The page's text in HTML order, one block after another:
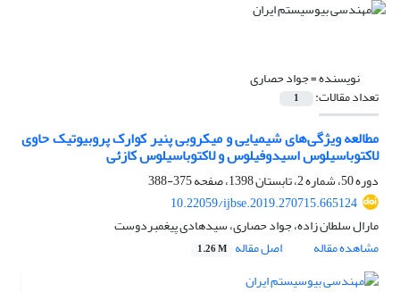
نویسنده =جواد حصاری
تعداد مقالات: 1
مطالعه ویژگی‌های ‌شیمیایی و میکروبی پنیر کوارک پروبیوتیک حاوی
لاکتوباسیلوس اسیدوفیلوس و لاکتوباسیلوس کازئی
دوره 50، شماره 2، تابستان 1398، صفحه
375-388
10.22059/ijbse.2019.270715.665124
مارال سلطان زاده، جواد حصاری، سیدهادی پیغمبردوست
مشاهده مقاله
اصل مقاله 1.26 M